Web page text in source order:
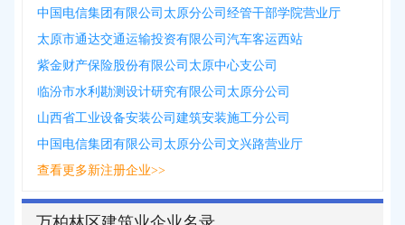
中国电信集团有限公司太原分公司经管干部学院营业厅
太原市通达交通运输投资有限公司汽车客运西站
紫金财产保险股份有限公司太原中心支公司
临汾市水利勘测设计研究有限公司太原分公司
山西省工业设备安装公司建筑安装施工分公司
中国电信集团有限公司太原分公司文兴路营业厅
查看更多新注册企业>>